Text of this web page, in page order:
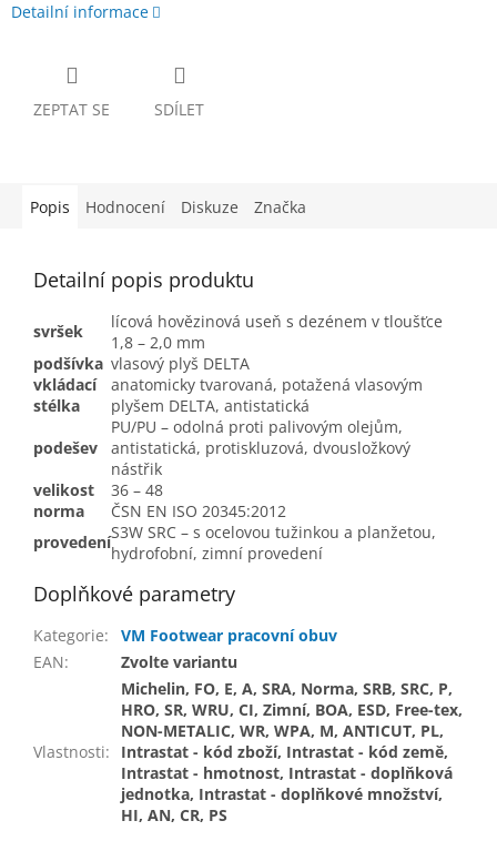
Detailní informace
ZEPTAT SE SDÍLET
Popis Hodnocení Diskuze Značka
Detailní popis produktu
svršek
lícová hovězinová useň s dezénem v tloušťce
1,8 – 2,0 mm
podšívka vlasový plyš DELTA
vkládací
stélka
anatomicky tvarovaná, potažená vlasovým
plyšem DELTA, antistatická
podešev
PU/PU – odolná proti palivovým olejům,
antistatická, protiskluzová, dvousložkový
nástřik
velikost
36 – 48
norma
ČSN EN ISO 20345:2012
provedeníS3W SRC – s ocelovou tužinkou a planžetou,
hydrofobní, zimní provedení
Doplňkové parametry
Kategorie:
VM Footwear pracovní obuv
EAN: Zvolte variantu
Vlastnosti:
Michelin, FO, E, A, SRA, Norma, SRB, SRC, P,
HRO, SR, WRU, CI, Zimní, BOA, ESD, Free-tex,
NON-METALIC, WR, WPA, M, ANTICUT, PL,
Intrastat - kód zboží, Intrastat - kód země,
Intrastat - hmotnost, Intrastat - doplňková
jednotka, Intrastat - doplňkové množství,
HI, AN, CR, PS